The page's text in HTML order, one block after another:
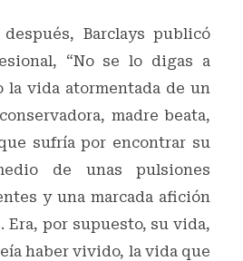
Barclays publicó
“No se lo digas a
la vida atormentada de un
madre beata,
sufría por encontrar su
de unas pulsiones
y una marcada afición
Era, por supuesto, su vida,
haber vivido, la vida que